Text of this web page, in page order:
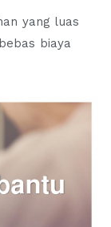
yang luas
biaya